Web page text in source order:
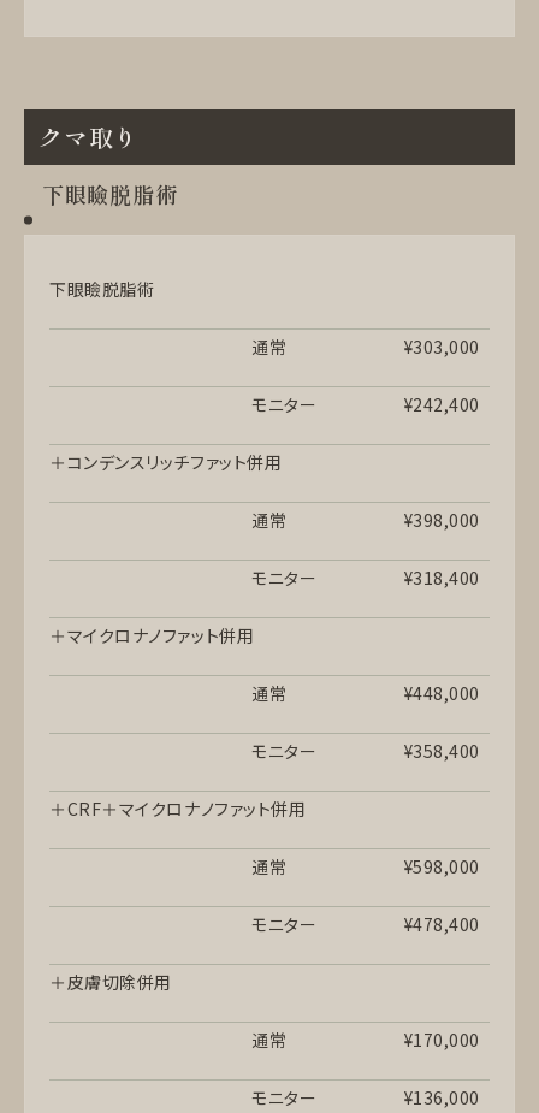
クマ取り
下眼瞼脱脂術
下眼瞼脱脂術
通常 ¥303,000
モニター ¥242,400
＋コンデンスリッチファット併用
通常 ¥398,000
モニター ¥318,400
＋マイクロナノファット併用
通常 ¥448,000
モニター ¥358,400
＋CRF＋マイクロナノファット併用
通常 ¥598,000
モニター ¥478,400
＋皮膚切除併用
通常 ¥170,000
モニター ¥136,000